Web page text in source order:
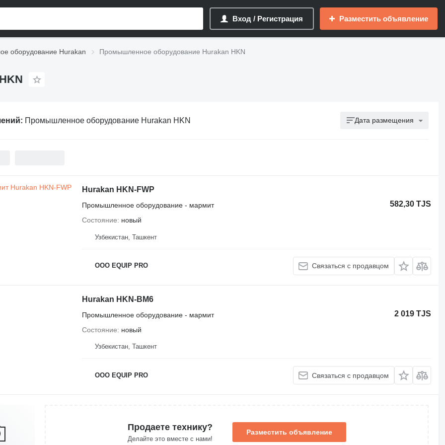
Вход / Регистрация Разместить объявление
оборудование Hurakan Промышленное оборудование Hurakan HKN
Промышленное оборудование Hurakan HKN Дата размещения
Hurakan HKN-FWP
582,30 TJS
Промышленное оборудование - мармит
Состояние
новый
Узбекистан, Ташкент
OOO EQUIP PRO Связаться с продавцом
Hurakan HKN-BM6
2 019 TJS
Промышленное оборудование - мармит
Состояние
новый
Узбекистан, Ташкент
OOO EQUIP PRO Связаться с продавцом
Продаете технику?
Делайте это вместе с нами!
Разместить объявление